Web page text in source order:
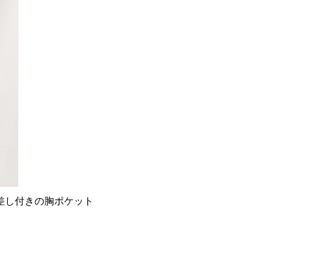
付きの胸ポケット